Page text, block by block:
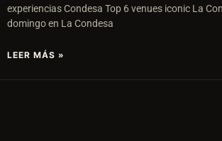
experiencias Condesa Top 6 venues iconic La
domingo en La Condesa
LEER MÁS »